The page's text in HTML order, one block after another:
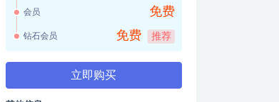
会员 免费
钻石会员 免费 推荐
立即购买